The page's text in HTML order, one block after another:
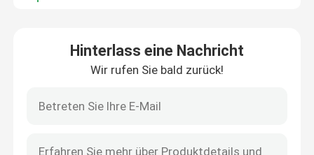
Dickflüssige Spinnfaser
Recycelte Polyester-Stapelfaser
Polypropylen-Stapelfaser
Hinterlass eine Nachricht
Wir rufen Sie bald zurück!